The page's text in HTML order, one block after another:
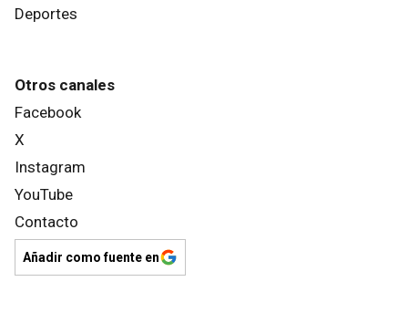
Deportes
Otros canales
Facebook
X
Instagram
YouTube
Contacto
Añadir como fuente en